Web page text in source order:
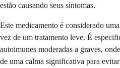
estão causando seus sintomas.
Este medicamento é considerado
vez de um tratamento leve. É
autoimunes moderadas a graves,
de uma calma significativa para